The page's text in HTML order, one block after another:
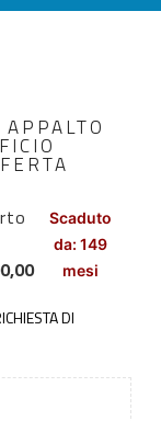
Scaduto
da: 149
mesi
DI